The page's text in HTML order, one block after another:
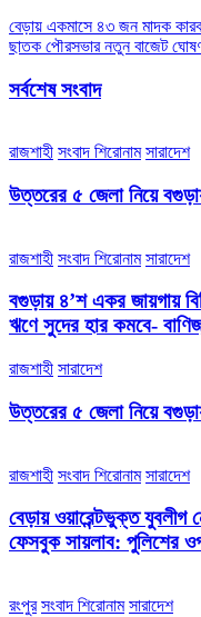
Post
navigation
বেড়ায় একমাসে ৪৩ জন মাদক
ছাতক পৌরসভার নতুন বাজেট ঘোষণা
সর্বশেষ সংবাদ
রাজশাহী সংবাদ শিরোনাম সারাদেশ
উত্তরের ৫ জেলা নিয়ে
রাজশাহী সংবাদ শিরোনাম সারাদেশ
বগুড়ায় ৪’শ একর জায়গায়
ঋণে সুদের হার কমবে-
রাজশাহী সারাদেশ
উত্তরের ৫ জেলা নিয়ে
রাজশাহী সংবাদ শিরোনাম সারাদেশ
বেড়ায় ওয়ারেন্টভুক্ত
ফেসবুক সায়লাব: পুলিশের
রংপুর সংবাদ শিরোনাম সারাদেশ